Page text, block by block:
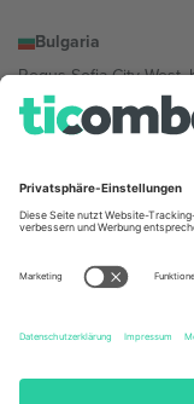
Bulgaria
Regus Sofia City West,
Totleben 53-55, 1606
Bulgaria
Mexico
Av Chapultepec 360,
Norte, Cuauhtémoc,
Ciudad de México,
Mexico
Die juristische Person
Informationen finden